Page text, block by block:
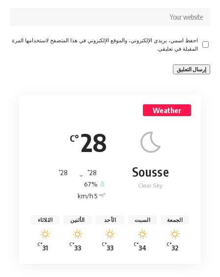
احفظ اسمي، بريدي الإلكتروني، والموقع الإلكتروني في هذا المتصفح لاستخدامها المرة
المقبلة في تعليقي.
Weather
28
°C
Sousse
Clear Sky
28
°
28
°
67%
5 km/h
الجمعة
32
°C
السبت
34
°C
الأحد
33
°C
الأثنين
33
°C
الثلاثاء
31
°C